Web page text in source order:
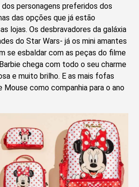
personagens preferidos dos
das opções que já estão
lojas. Os desbravadores da galáxia
do Star Wars- já os mini amantes
se esbaldar com as peças do filme
chega com todo o seu charme
e muito brilho. E as mais fofas
Mouse como companhia para o ano